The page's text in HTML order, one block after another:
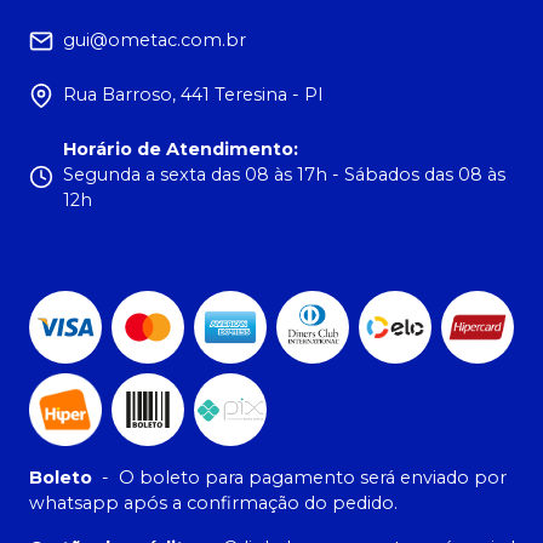
gui@ometac.com.br
Rua Barroso, 441 Teresina - PI
Horário de Atendimento:
Segunda a sexta das 08 às 17h - Sábados das 08 às
12h
Boleto - O boleto para pagamento será enviado por
whatsapp após a confirmação do pedido.